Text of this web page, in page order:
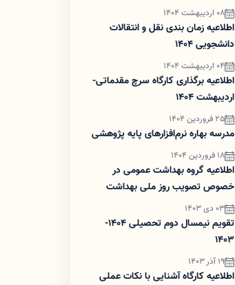
08 اردیبهشت 1404
اطلاعیه زمان بندی نقل و انتقالات
دانشجویی 1404
04 اردیبهشت 1404
اطلاعیه برگذاری کارگاه سرچ مقدماتی-
اردیبهشت 1404
25 فروردین 1404
مدرسه بهاره نرم‌افزارهای پایه پژوهشی
18 فروردین 1404
اطلاعیه گروه بهداشت عمومی در
خصوص تصویب روز ملی بهداشت
عمومی
03 دی 1403
تقویم نیمسال دوم تحصیلی 1404-
1403
19 آذر 1403
اطلاعیه کارگاه آشنایی با نکات عملی